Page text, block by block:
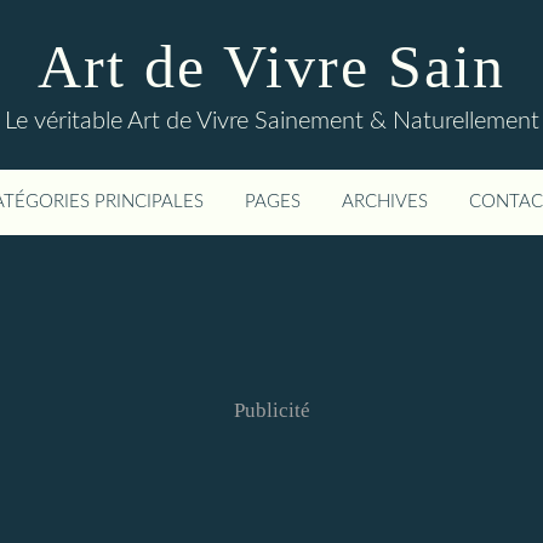
Art de Vivre Sain
Le véritable Art de Vivre Sainement & Naturellement
PRINCIPALES PAGES ARCHIVES
Publicité